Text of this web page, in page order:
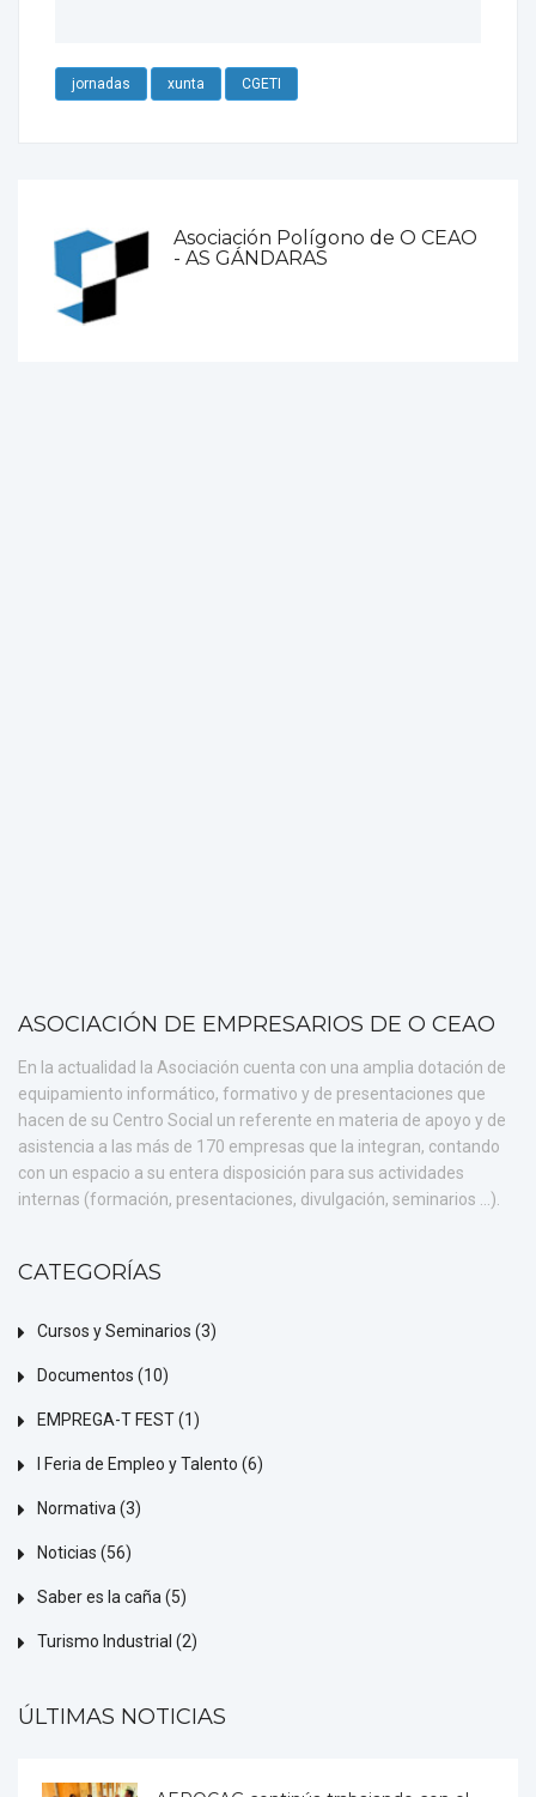
jornadas xunta CGETI
Asociación Polígono de O CEAO
- AS GÁNDARAS
ASOCIACIÓN DE EMPRESARIOS DE O CEAO
En la actualidad la Asociación cuenta con una amplia dotación de
equipamiento informático, formativo y de presentaciones que
hacen de su Centro Social un referente en materia de apoyo y de
asistencia a las más de 170 empresas que la integran, contando
con un espacio a su entera disposición para sus actividades
internas (formación, presentaciones, divulgación, seminarios ...).
CATEGORÍAS
Cursos y Seminarios (3)
Documentos (10)
EMPREGA-T FEST(1)
I Feria de Empleo y Talento (6)
Normativa (3)
Noticias (56)
Saber es la caña (5)
Turismo Industrial (2)
ÚLTIMAS NOTICIAS